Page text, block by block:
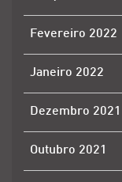
Fevereiro 2022
Janeiro 2022
Dezembro 2021
Outubro 2021